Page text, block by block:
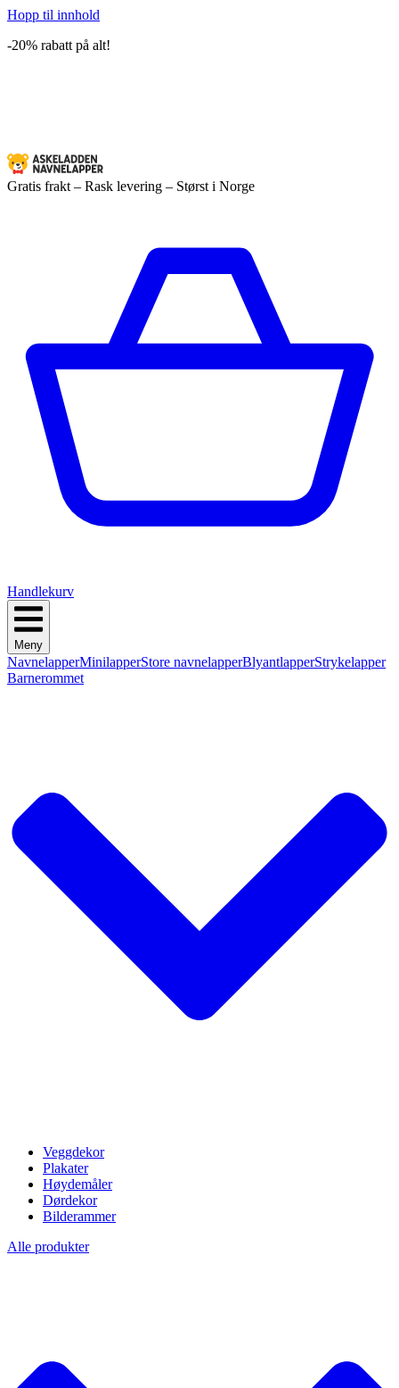
Hopp til innhold
-20% rabatt på alt!
Gratis frakt – Rask levering – Størst i Norge
Handlekurv
Meny
NavnelapperMinilapperStore navnelapperBlyantlapperStrykelapper
Barnerommet
Veggdekor
Plakater
Høydemåler
Dørdekor
Bilderammer
Alle produkter